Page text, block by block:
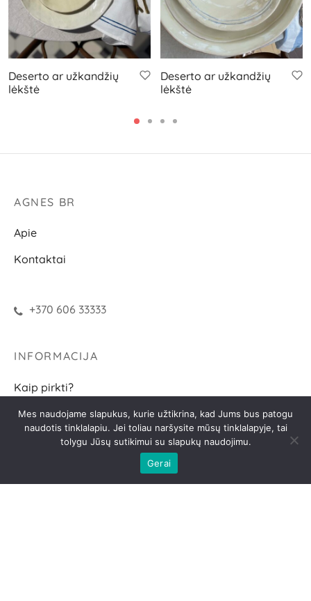
Deserto ar užkandžių
lėkštė
Deserto ar užkandžių
lėkštė
AGNES BR
Apie
Kontaktai
+370 606 33333
INFORMACIJA
Kaip pirkti?
Pristatymo sąlygos
Grąžinimo sąlygos
Mes naudojame slapukus, kurie užtikrina, kad Jums bus patogu
naudotis tinklalapiu. Jei toliau naršysite mūsų tinklalapyje, tai
tolygu Jūsų sutikimui su slapukų naudojimu.
Gerai